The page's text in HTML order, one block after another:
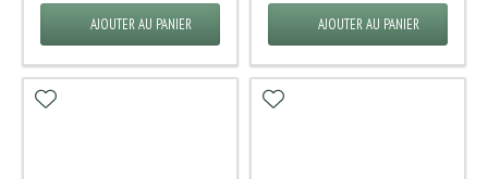
AJOUTER AU PANIER AJOUTER AU PANIER